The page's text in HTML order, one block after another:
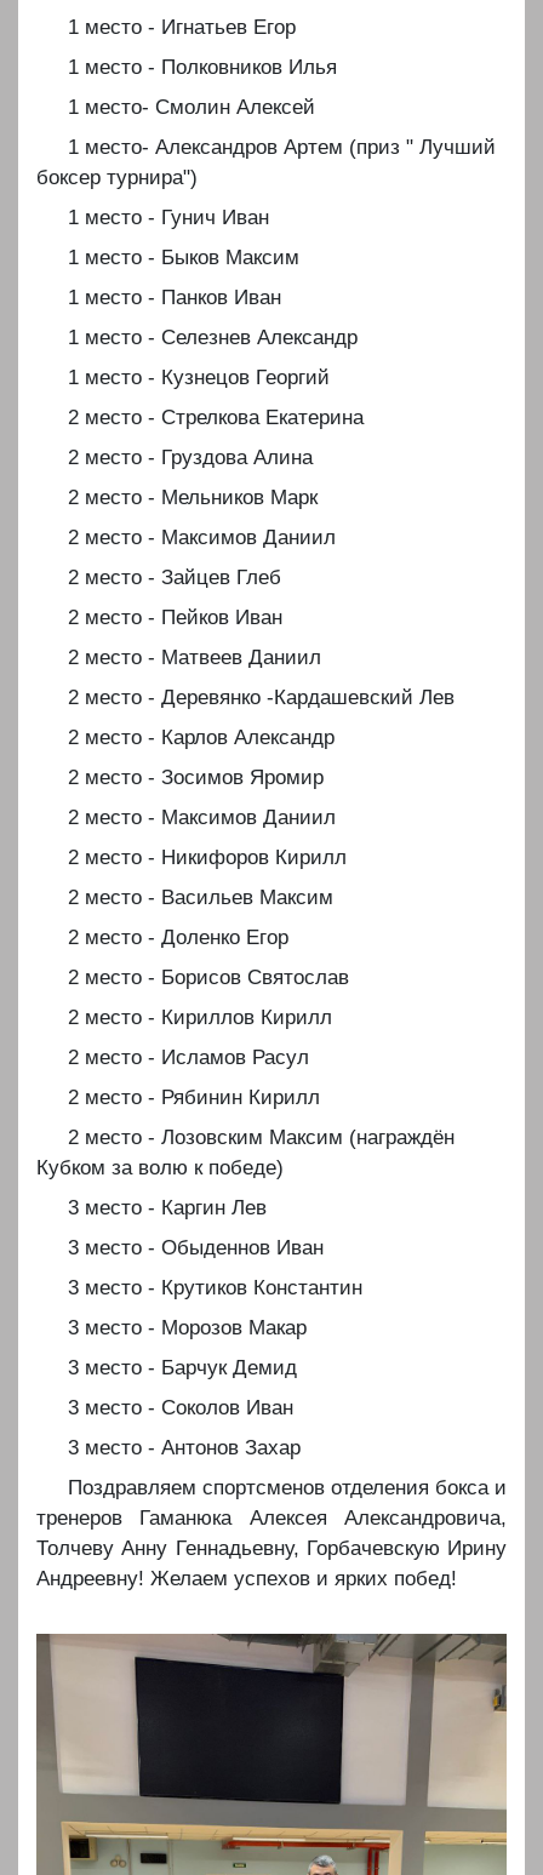
1 место - Игнатьев Егор
1 место - Полковников Илья
1 место- Смолин Алексей
1 место- Александров Артем (приз " Лучший
боксер турнира")
1 место - Гунич Иван
1 место - Быков Максим
1 место - Панков Иван
1 место - Селезнев Александр
1 место - Кузнецов Георгий
2 место - Стрелкова Екатерина
2 место - Груздова Алина
2 место - Мельников Марк
2 место - Максимов Даниил
2 место - Зайцев Глеб
2 место - Пейков Иван
2 место - Матвеев Даниил
2 место - Деревянко -Кардашевский Лев
2 место - Карлов Александр
2 место - Зосимов Яромир
2 место - Максимов Даниил
2 место - Никифоров Кирилл
2 место - Васильев Максим
2 место - Доленко Егор
2 место - Борисов Святослав
2 место - Кириллов Кирилл
2 место - Исламов Расул
2 место - Рябинин Кирилл
2 место - Лозовским Максим (награждён
Кубком за волю к победе)
3 место - Каргин Лев
3 место - Обыденнов Иван
3 место - Крутиков Константин
3 место - Морозов Макар
3 место - Барчук Демид
3 место - Соколов Иван
3 место - Антонов Захар
Поздравляем спортсменов отделения бокса и
тренеров Гаманюка Алексея Александровича,
Толчеву Анну Геннадьевну, Горбачевскую Ирину
Андреевну! Желаем успехов и ярких побед!